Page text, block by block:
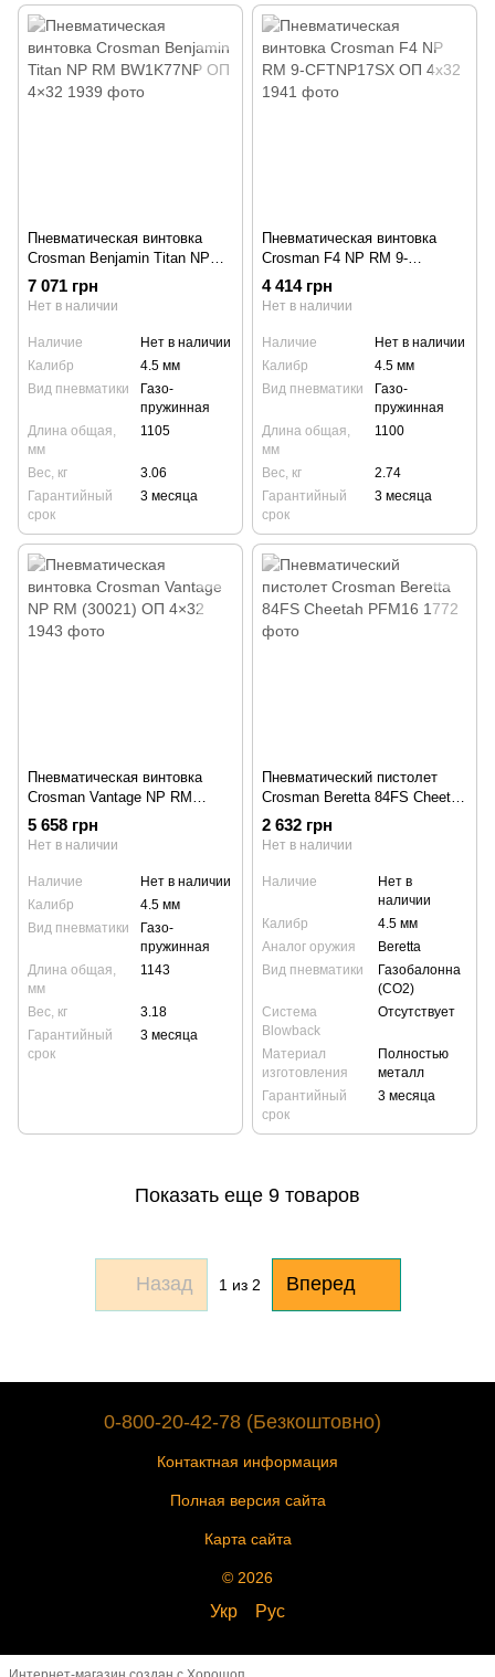
Пневматическая винтовка
Crosman Benjamin Titan NP
RM BW1K77NP ОП 4×32
7 071 грн
Нет в наличии
Наличие
Нет в наличии
Калибр
4.5 мм
Вид пневматики
Газо-
пружинная
Длина общая,
мм
1105
Вес, кг
3.06
Гарантийный
срок
3 месяца
Пневматическая винтовка
Crosman F4 NP RM 9-
CFTNP17SX ОП 4x32
4 414 грн
Нет в наличии
Наличие
Нет в наличии
Калибр
4.5 мм
Вид пневматики
Газо-
пружинная
Длина общая,
мм
1100
Вес, кг
2.74
Гарантийный
срок
3 месяца
Пневматическая винтовка
Crosman Vantage NP RM
(30021) ОП 4×32
5 658 грн
Нет в наличии
Наличие
Нет в наличии
Калибр
4.5 мм
Вид пневматики
Газо-
пружинная
Длина общая,
мм
1143
Вес, кг
3.18
Гарантийный
срок
3 месяца
Пневматический пистолет
Crosman Beretta 84FS Cheetah
PFM16
2 632 грн
Нет в наличии
Наличие
Нет в
наличии
Калибр
4.5 мм
Аналог оружия
Beretta
Вид пневматики
Газобалонна
(CO2)
Система
Blowback
Отсутствует
Материал
изготовления
Полностью
металл
Гарантийный
срок
3 месяца
Показать еще 9 товаров
Назад 1 из 2 Вперед
0-800-20-42-78 (Безкоштовно)
Контактная информация
Полная версия сайта
Карта сайта
© 2026
Укр Рус